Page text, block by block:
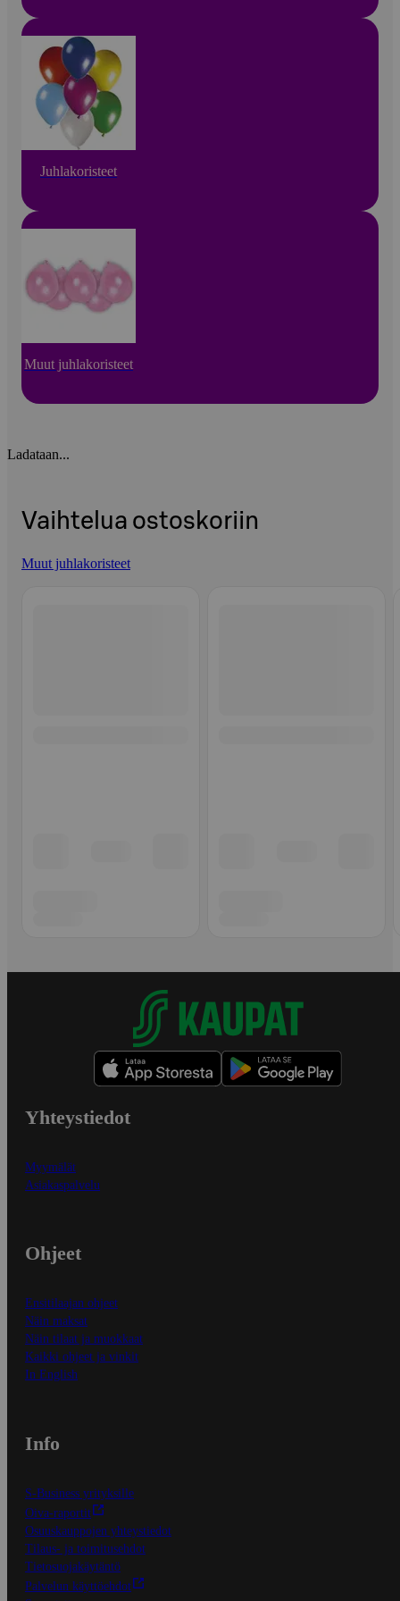
Juhlakoristeet
Muut juhlakoristeet
Ladataan...
Vaihtelua ostoskoriin
Muut juhlakoristeet
Yhteystiedot
Myymälät
Asiakaspalvelu
Ohjeet
Ensitilaajan ohjeet
Näin maksat
Näin tilaat ja muokkaat
Kaikki ohjeet ja vinkit
In English
Info
S-Business yrityksille
Oiva-raportit
Osuuskauppojen yhteystiedot
Tilaus- ja toimitusehdot
Tietosuojakäytäntö
Palvelun käyttöehdot